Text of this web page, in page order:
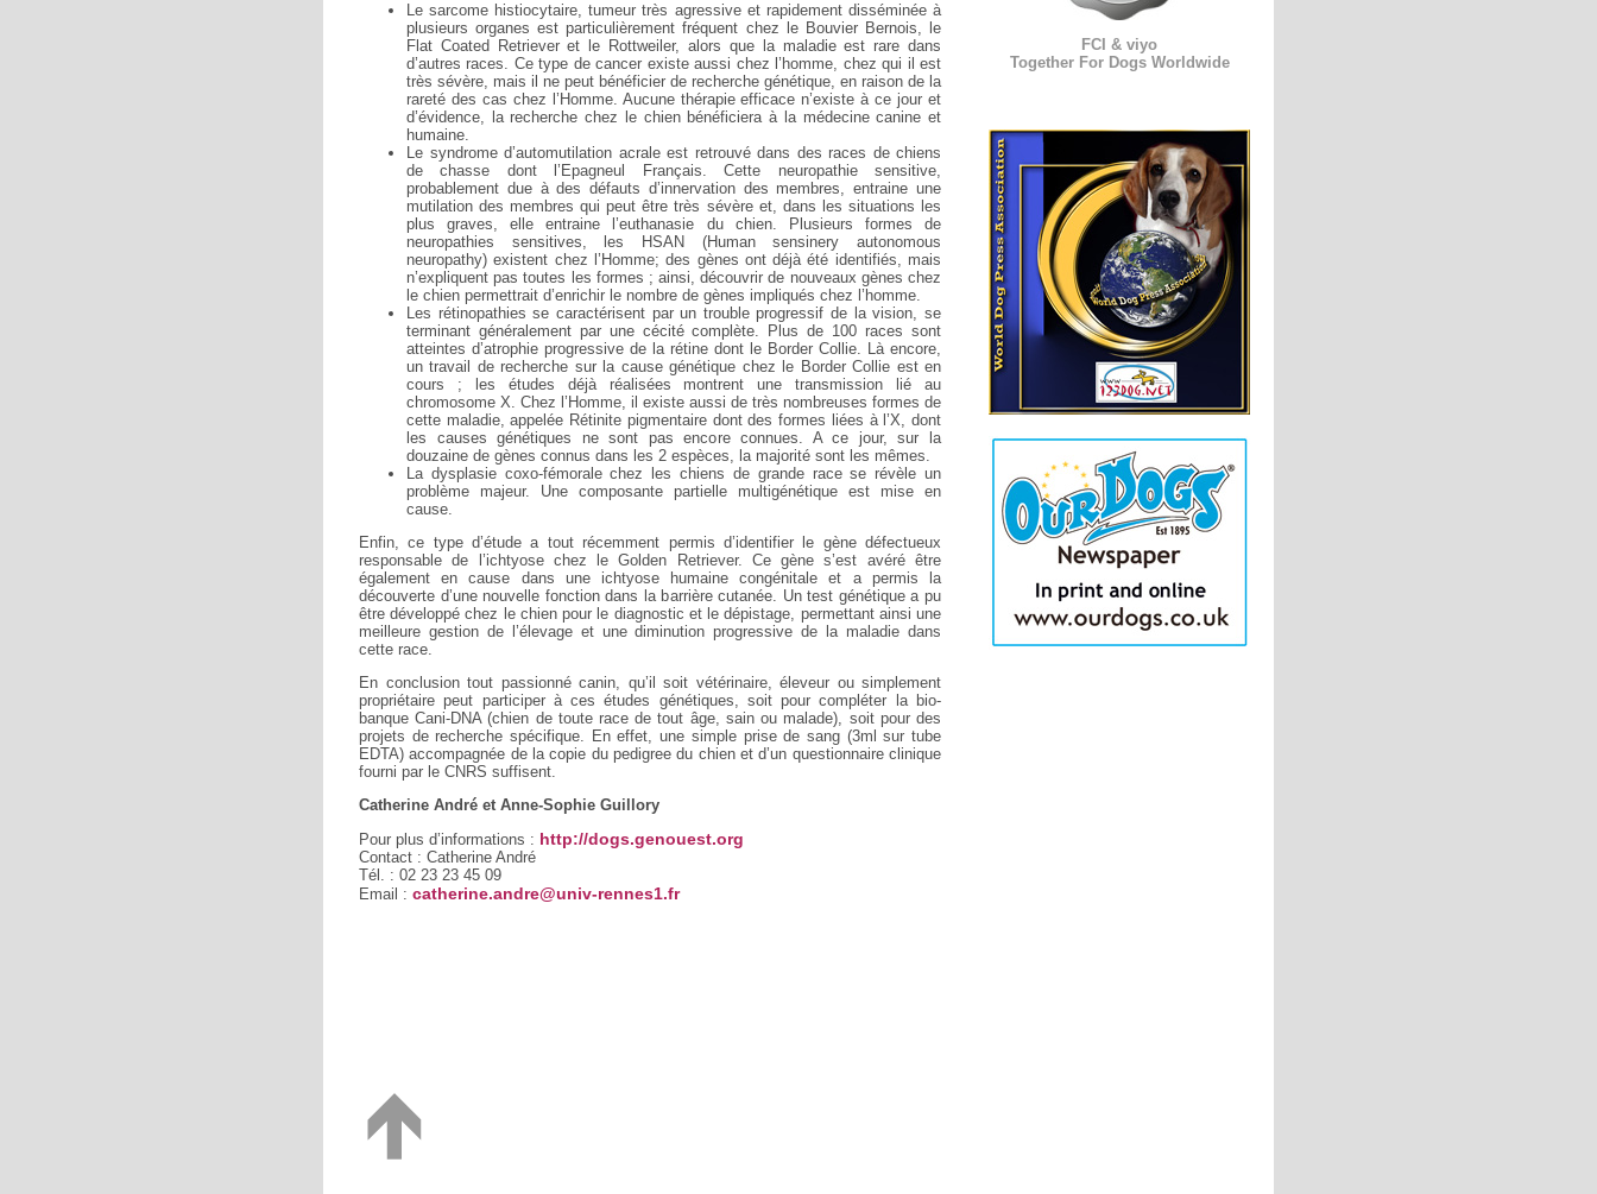
Le sarcome histiocytaire, tumeur très agressive et rapidement disséminée à
plusieurs organes est particulièrement fréquent chez le Bouvier Bernois, le
Flat Coated Retriever et le Rottweiler, alors que la maladie est rare dans
d’autres races. Ce type de cancer existe aussi chez l’homme, chez qui il est
très sévère, mais il ne peut bénéficier de recherche génétique, en raison de la
rareté des cas chez l’Homme. Aucune thérapie efficace n’existe à ce jour et
d’évidence, la recherche chez le chien bénéficiera à la médecine canine et
humaine.
Le syndrome d’automutilation acrale est retrouvé dans des races de chiens
de chasse dont l’Epagneul Français. Cette neuropathie sensitive,
probablement due à des défauts d’innervation des membres, entraine une
mutilation des membres qui peut être très sévère et, dans les situations les
plus graves, elle entraine l’euthanasie du chien. Plusieurs formes de
neuropathies sensitives, les HSAN (Human sensinery autonomous
neuropathy) existent chez l’Homme; des gènes ont déjà été identifiés, mais
n’expliquent pas toutes les formes ; ainsi, découvrir de nouveaux gènes chez
le chien permettrait d’enrichir le nombre de gènes impliqués chez l’homme.
Les rétinopathies se caractérisent par un trouble progressif de la vision, se
terminant généralement par une cécité complète. Plus de 100 races sont
atteintes d’atrophie progressive de la rétine dont le Border Collie. Là encore,
un travail de recherche sur la cause génétique chez le Border Collie est en
cours ; les études déjà réalisées montrent une transmission lié au
chromosome X. Chez l’Homme, il existe aussi de très nombreuses formes de
cette maladie, appelée Rétinite pigmentaire dont des formes liées à l’X, dont
les causes génétiques ne sont pas encore connues. A ce jour, sur la
douzaine de gènes connus dans les 2 espèces, la majorité sont les mêmes.
La dysplasie coxo-fémorale chez les chiens de grande race se révèle un
problème majeur. Une composante partielle multigénétique est mise en
cause.
Enfin, ce type d’étude a tout récemment permis d’identifier le gène défectueux
responsable de l’ichtyose chez le Golden Retriever. Ce gène s’est avéré être
également en cause dans une ichtyose humaine congénitale et a permis la
découverte d’une nouvelle fonction dans la barrière cutanée. Un test génétique a pu
être développé chez le chien pour le diagnostic et le dépistage, permettant ainsi une
meilleure gestion de l’élevage et une diminution progressive de la maladie dans
cette race.
En conclusion tout passionné canin, qu’il soit vétérinaire, éleveur ou simplement
propriétaire peut participer à ces études génétiques, soit pour compléter la bio-
banque Cani-DNA (chien de toute race de tout âge, sain ou malade), soit pour des
projets de recherche spécifique. En effet, une simple prise de sang (3ml sur tube
EDTA) accompagnée de la copie du pedigree du chien et d’un questionnaire clinique
fourni par le CNRS suffisent.
Catherine André et Anne-Sophie Guillory
Pour plus d’informations : http://dogs.genouest.org
Contact : Catherine André
Tél. : 02 23 23 45 09
Email : catherine.andre@univ-rennes1.fr
FCI & viyo
Together For Dogs Worldwide